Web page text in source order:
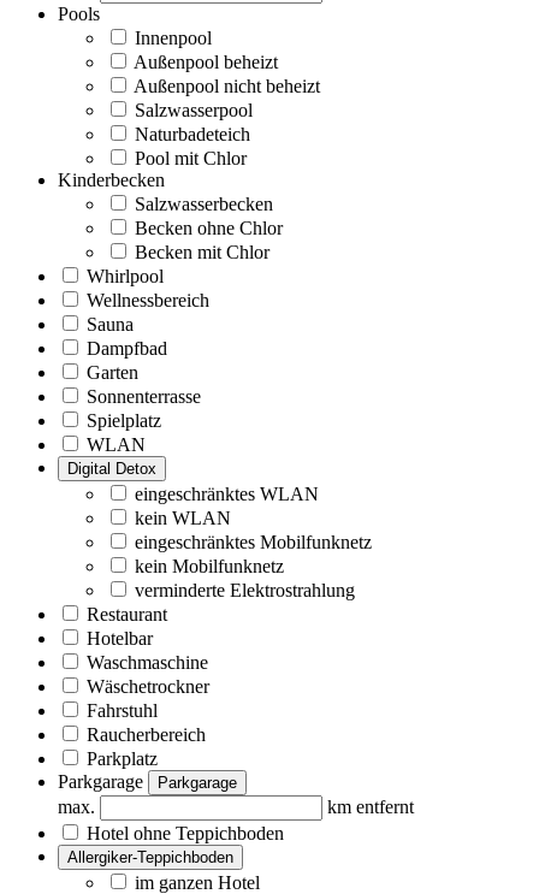
Pools
Innenpool
Außenpool beheizt
Außenpool nicht beheizt
Salzwasserpool
Naturbadeteich
Pool mit Chlor
Kinderbecken
Salzwasserbecken
Becken ohne Chlor
Becken mit Chlor
Whirlpool
Wellnessbereich
Sauna
Dampfbad
Garten
Sonnenterrasse
Spielplatz
WLAN
Digital Detox
eingeschränktes WLAN
kein WLAN
eingeschränktes Mobilfunknetz
kein Mobilfunknetz
verminderte Elektrostrahlung
Restaurant
Hotelbar
Waschmaschine
Wäschetrockner
Fahrstuhl
Raucherbereich
Parkplatz
Parkgarage
Parkgarage
max.
km entfernt
Hotel ohne Teppichboden
Allergiker-Teppichboden
im ganzen Hotel